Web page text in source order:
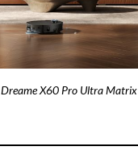
Dreame X60 Pro Ultra Matrix